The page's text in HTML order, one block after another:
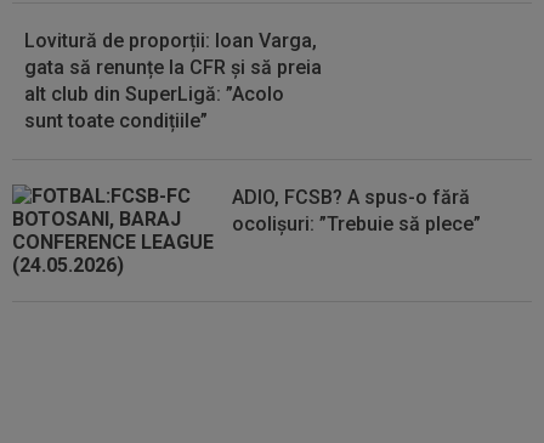
Lovitură de proporții: Ioan Varga,
gata să renunțe la CFR și să preia
alt club din SuperLigă: ”Acolo
sunt toate condițiile”
ADIO, FCSB? A spus-o fără
ocolișuri: ”Trebuie să plece”